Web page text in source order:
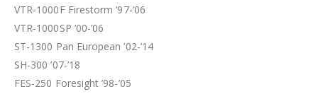
VTR-1000F Firestorm ’97-’06
VTR-1000SP ’00-’06
ST-1300 Pan European ’02-’14
SH-300 ’07-’18
FES-250 Foresight ’98-’05